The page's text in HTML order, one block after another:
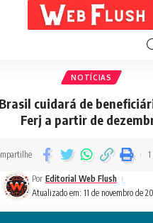
NOTÍCIAS
cuidará de
Ferj a partir de
Atualizado em: 11 de novembro de
Por Editorial Web Flush